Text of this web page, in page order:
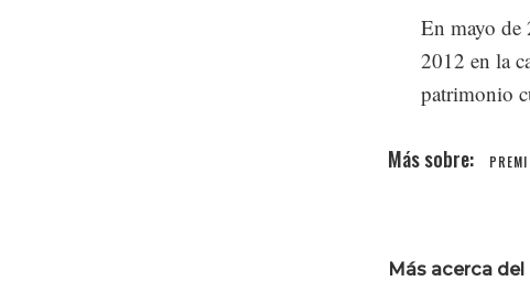
En mayo de
2012 en la
patrimonio
Más acerca del